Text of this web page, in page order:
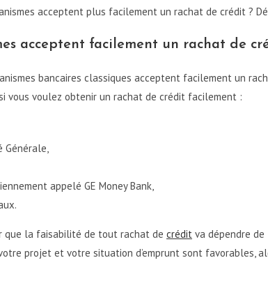
acceptent plus facilement un rachat de crédit ?
acceptent facilement un rachat de
bancaires classiques acceptent facilement un
vous voulez obtenir un rachat de crédit facilement :
Générale,
appelé GE Money Bank,
que la faisabilité de tout rachat de crédit va dépendre
projet et votre situation d’emprunt sont favorables,